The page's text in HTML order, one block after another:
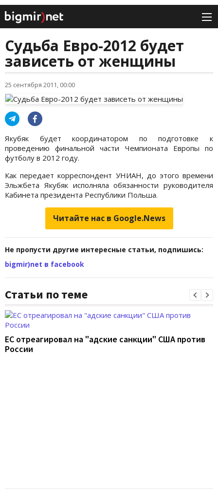
Судьба Евро-2012 будет
зависеть от женщины
25 сентября 2011, 00:00
Якубяк будет координатором по подготовке к
проведению финальной части Чемпионата Европы по
футболу в 2012 году.
Как передает корреспондент УНИАН, до этого времени
Эльжбета Якубяк исполняла обязанности руководителя
Кабинета президента Республики Польша.
Читайте нас в Google.News
Не пропусти другие интересные статьи, подпишись:
bigmir)net в facebook
Статьи по теме
ЕС отреагировал на "адские санкции" США против
России